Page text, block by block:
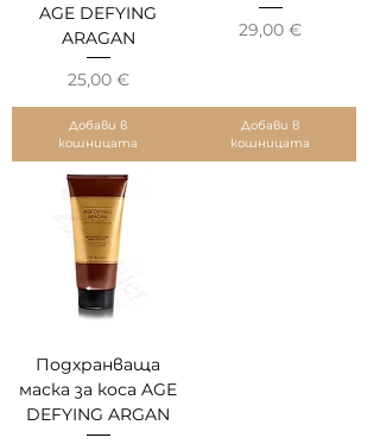
AGE DEFYING
ARAGAN
Цена
25,00 €
Добави в
кошницата
Цена
29,00 €
Добави в
кошницата
Подхранваща
маска за коса AGE
DEFYING ARGAN